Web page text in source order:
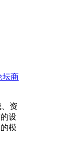
资
设
模